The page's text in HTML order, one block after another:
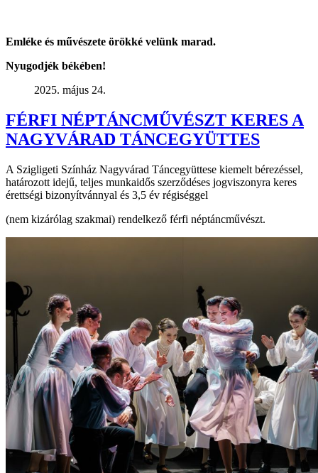
Emléke és művészete örökké velünk marad.
Nyugodjék békében!
2025. május 24.
FÉRFI NÉPTÁNCMŰVÉSZT KERES A
NAGYVÁRAD TÁNCEGYÜTTES
A Szigligeti Színház Nagyvárad Táncegyüttese kiemelt bérezéssel,
határozott idejű, teljes munkaidős szerződéses jogviszonyra keres
érettségi bizonyítvánnyal és 3,5 év régiséggel
(nem kizárólag szakmai) rendelkező férfi néptáncművészt.